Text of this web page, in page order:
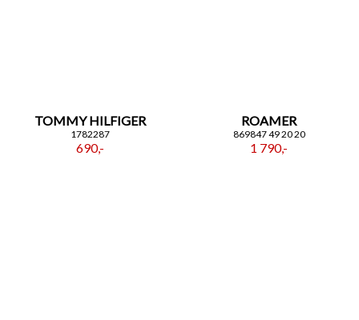
TOMMY HILFIGER
1782287
690,-
ROAMER
869847 49 20 20
1 790,-